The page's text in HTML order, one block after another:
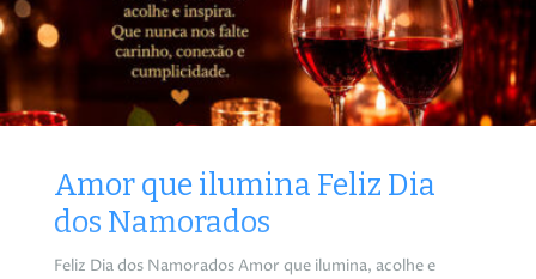
Amor que ilumina Feliz Dia
dos Namorados
Feliz Dia dos Namorados Amor que ilumina, acolhe e